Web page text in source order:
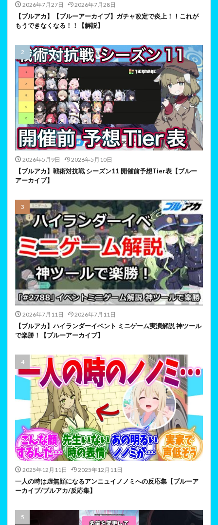
2026年7月27日 2026年7月28日
【ブルアカ】【ブルーアーカイブ】ガチャ改定で炎上！！これが
もうできなくなる！！【解説】
2026年5月9日 2026年5月10日
【ブルアカ】戦術対抗戦 シーズン11 開催前予想Tier表【ブルー
アーカイブ】
2026年7月11日 2026年7月11日
【ブルアカ】ハイランダーイベント ミニゲーム実演解説 神ツール
で楽勝！【ブルーアーカイブ】
2025年12月11日 2025年12月11日
一人の時は虚無顔になるアンニュイノノミへの反応集【ブルーア
ーカイブ/ブルアカ/反応集】